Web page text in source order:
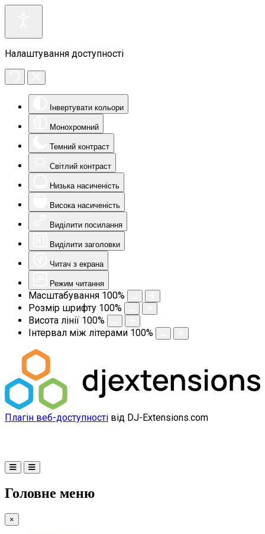
Налаштування доступності
Інвертувати кольори
Монохромний
Темний контраст
Світлий контраст
Низька насиченість
Висока насиченість
Виділити посилання
Виділити заголовки
Читач з екрана
Режим читання
Масштабування 100%
Розмір шрифту 100%
Висота лінії 100%
Інтервал між літерами 100%
Плагін веб-доступності від DJ-Extensions.com
Головне меню
×